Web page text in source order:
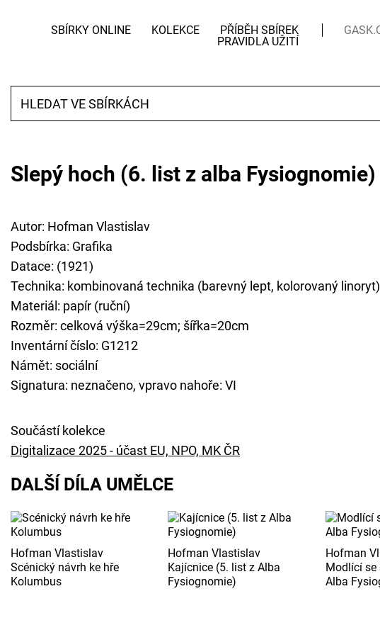
SBÍRKY ONLINE KOLEKCE
PŘÍBĚH SBÍREK
PRAVIDLA UŽITÍ
Slepý hoch (6. list z alba Fysiognomie)
Autor: Hofman Vlastislav
Podsbírka: Grafika
Datace: (1921)
Technika: kombinovaná technika (barevný lept, kolorovaný linoryt)
Materiál: papír (ruční)
Rozměr: celková výška=29cm; šířka=20cm
Inventární číslo: G1212
Námět: sociální
Signatura: neznačeno, vpravo nahoře: VI
Součástí kolekce
Digitalizace 2025 - účast EU, NPO, MK ČR
DALŠÍ DÍLA UMĚLCE
Hofman Vlastislav
Scénický návrh ke hře
Kolumbus
Hofman Vlastislav
Kajícnice (5. list z Alba
Fysiognomie)
Hofman
Modlící se
Alba